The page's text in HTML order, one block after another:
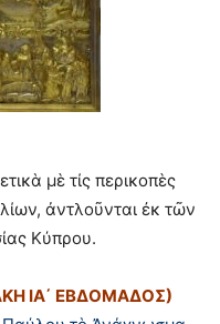
μὲ τίς περικοπὲς
ἀντλοῦνται ἐκ τῶν
Κύπρου.
ΙΑ΄ ΕΒΔΟΜΑΔΟΣ)